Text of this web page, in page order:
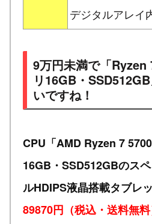
デジタルアレイ
9万円未満で「Ryzen
リ16GB・
いですね！
CPU「AMD Ryzen 7
16GB・SSD512GBのス
ルHDIPS液晶搭載タブレ
89870円（税込・送料無料